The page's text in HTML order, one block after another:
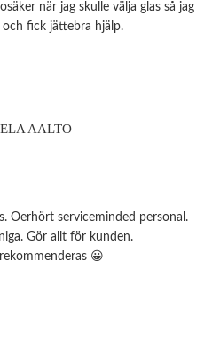
när jag skulle välja glas så jag
fick jättebra hjälp.
AALTO
Oerhört serviceminded personal.
Gör allt för kunden.
😀